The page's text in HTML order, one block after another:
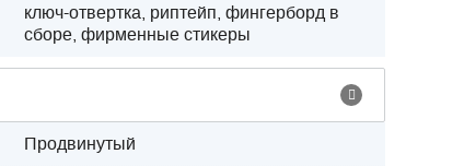
ключ-отвертка, риптейп, фингерборд в
сборе, фирменные стикеры
Продвинутый